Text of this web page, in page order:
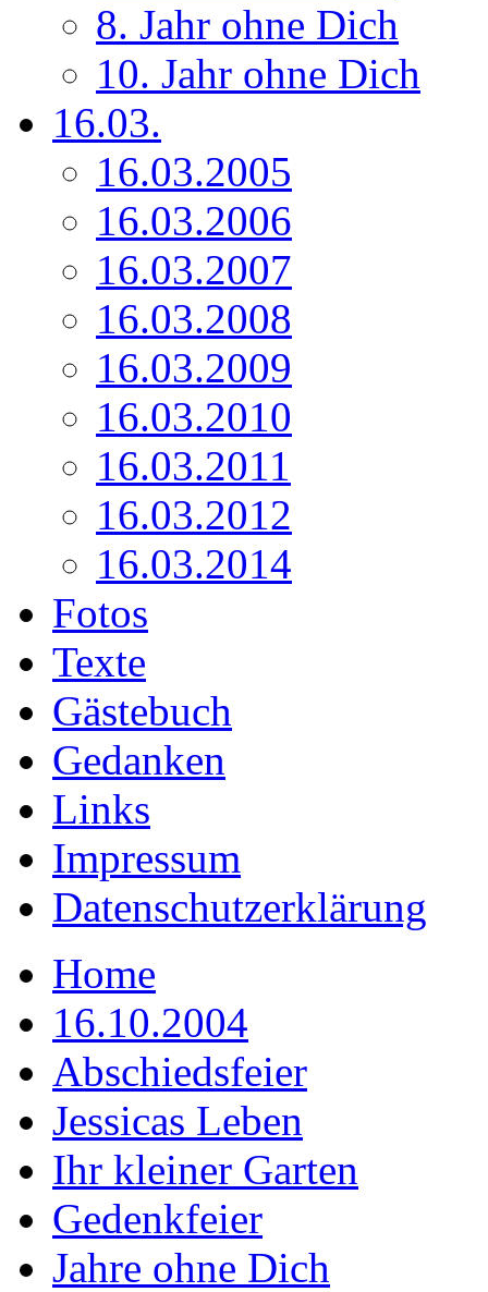
8. Jahr ohne Dich
10. Jahr ohne Dich
16.03.
16.03.2005
16.03.2006
16.03.2007
16.03.2008
16.03.2009
16.03.2010
16.03.2011
16.03.2012
16.03.2014
Fotos
Texte
Gästebuch
Gedanken
Links
Impressum
Datenschutzerklärung
Home
16.10.2004
Abschiedsfeier
Jessicas Leben
Ihr kleiner Garten
Gedenkfeier
Jahre ohne Dich